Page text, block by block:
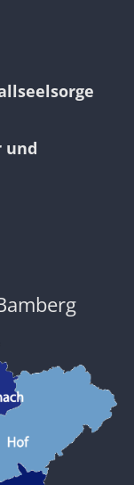
und